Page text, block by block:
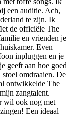
een auditie. Ach,
te zijn. Ik
de officiële The
en vrienden je
Even
inpluggen en je
geeft aan hoe goed
stoel omdraaien. De
ontwikkelde The
zangtalent.
wil ook nog met
Een ideaal